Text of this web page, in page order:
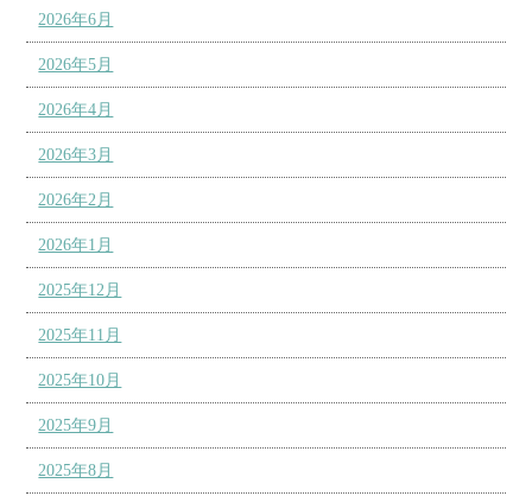
2026年6月
2026年5月
2026年4月
2026年3月
2026年2月
2026年1月
2025年12月
2025年11月
2025年10月
2025年9月
2025年8月